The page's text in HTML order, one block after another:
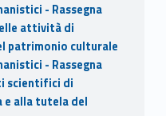
- Rassegna
attività di
patrimonio culturale
- Rassegna
scientifici di
e alla tutela del